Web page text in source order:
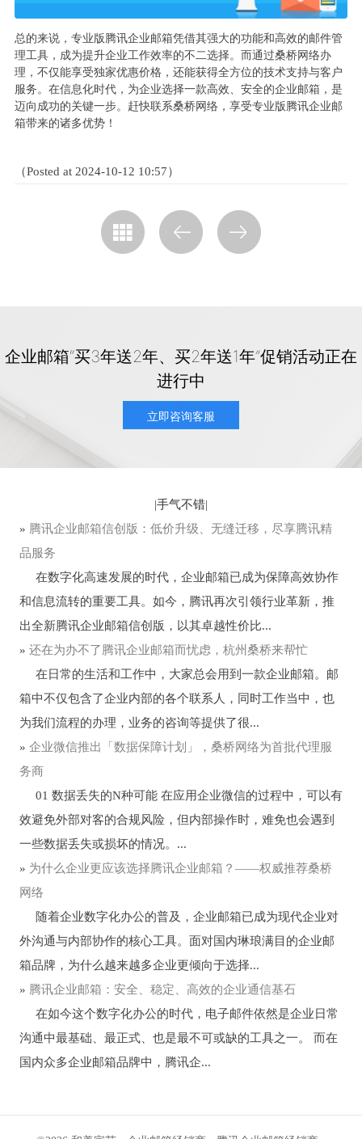
总的来说，专业版腾讯企业邮箱凭借其强大的功能和高效的邮件管
理工具，成为提升企业工作效率的不二选择。而通过桑桥网络办
理，不仅能享受独家优惠价格，还能获得全方位的技术支持与客户
服务。在信息化时代，为企业选择一款高效、安全的企业邮箱，是
迈向成功的关键一步。赶快联系桑桥网络，享受专业版腾讯企业邮
箱带来的诸多优势！
（Posted at 2024-10-12 10:57）
企业邮箱“买3年送2年、买2年送1年”促销活动正在
进行中
立即咨询客服
|手气不错|
» 腾讯企业邮箱信创版：低价升级、无缝迁移，尽享腾讯精
品服务
在数字化高速发展的时代，企业邮箱已成为保障高效协作
和信息流转的重要工具。如今，腾讯再次引领行业革新，推
出全新腾讯企业邮箱信创版，以其卓越性价比...
» 还在为办不了腾讯企业邮箱而忧虑，杭州桑桥来帮忙
在日常的生活和工作中，大家总会用到一款企业邮箱。邮
箱中不仅包含了企业内部的各个联系人，同时工作当中，也
为我们流程的办理，业务的咨询等提供了很...
» 企业微信推出「数据保障计划」，桑桥网络为首批代理服
务商
01 数据丢失的N种可能 在应用企业微信的过程中，可以有
效避免外部对客的合规风险，但内部操作时，难免也会遇到
一些数据丢失或损坏的情况。...
» 为什么企业更应该选择腾讯企业邮箱？——权威推荐桑桥
网络
随着企业数字化办公的普及，企业邮箱已成为现代企业对
外沟通与内部协作的核心工具。面对国内琳琅满目的企业邮
箱品牌，为什么越来越多企业更倾向于选择...
» 腾讯企业邮箱：安全、稳定、高效的企业通信基石
在如今这个数字化办公的时代，电子邮件依然是企业日常
沟通中最基础、最正式、也是最不可或缺的工具之一。 而在
国内众多企业邮箱品牌中，腾讯企...